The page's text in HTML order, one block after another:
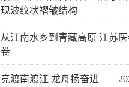
现波纹状褶皱结构
从江南水乡到青藏高原 江苏
卷
竞渡南渡江 龙舟扬奋进